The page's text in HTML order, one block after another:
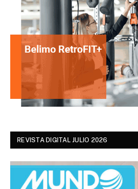
REVISTA DIGITAL JULIO 2026